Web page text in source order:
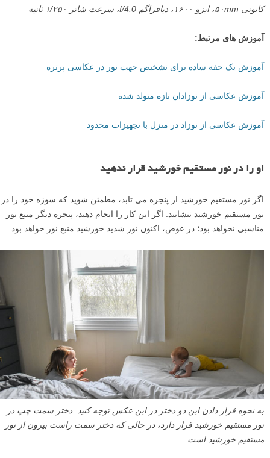
کانونی ۵۰mm، ایزو ۱۶۰۰، دیافراگم f/4.0، سرعت شاتر ۱/۲۵۰ ثانیه
آموزش های مرتبط:
آموزش یک حقه ساده برای تشخیص جهت نور در عکاسی پرتره
آموزش عکاسی از نوزادان تازه متولد شده
آموزش عکاسی از نوزاد در منزل با تجهیزات محدود
او را در نور مستقیم خورشید قرار ندهید
اگر نور مستقیم خورشید از پنجره می تابد، مطمئن شوید که سوژه خود را در
نور مستقیم خورشید ننشانید. اگر این کار را انجام دهید، پنجره دیگر منبع نور
مناسبی نخواهد بود؛ در عوض، اکنون نور شدید خورشید منبع نور خواهد بود.
به نحوه قرار دادن این دو دختر در این عکس توجه کنید. دختر سمت چپ در
نور مستقیم خورشید قرار دارد، در حالی که دختر سمت راست بیرون از نور
مستقیم خورشید است.